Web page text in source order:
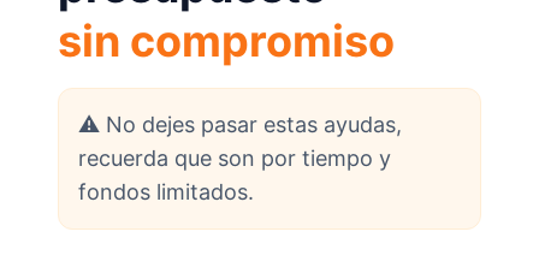
sin compromiso
⚠️ No dejes pasar estas ayudas,
recuerda que son por tiempo y
fondos limitados.